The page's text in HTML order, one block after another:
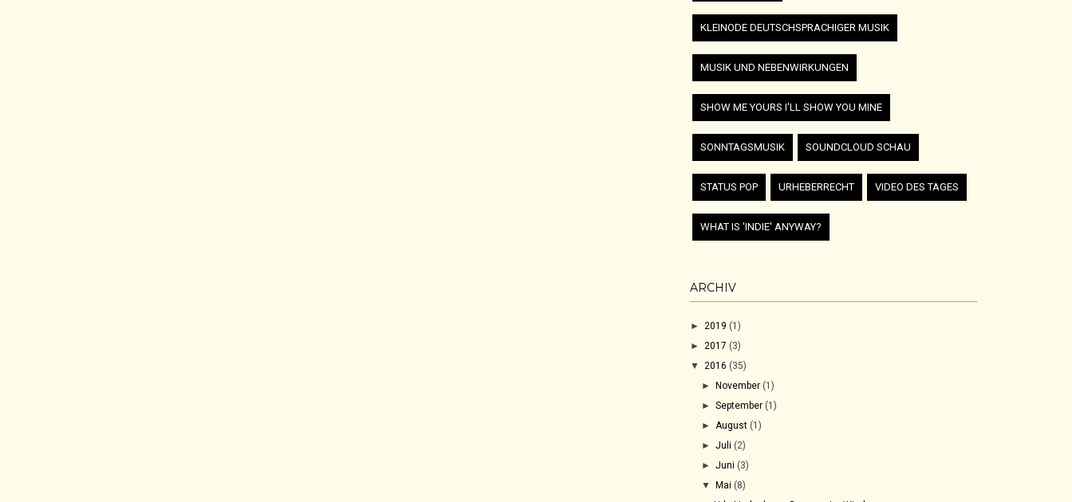
KLEINODE DEUTSCHSPRACHIGER MUSIK
MUSIK UND NEBENWIRKUNGEN
SHOW ME YOURS I'LL SHOW YOU MINE
SONNTAGSMUSIK SOUNDCLOUD SCHAU
STATUS POP URHEBERRECHT VIDEO DES TAGES
WHAT IS 'INDIE' ANYWAY?
ARCHIV
► 2019 (1)
► 2017 (3)
▼ 2016 (35)
►November (1)
►September (1)
► August (1)
►Juli (2)
►Juni (3)
▼Mai (8)